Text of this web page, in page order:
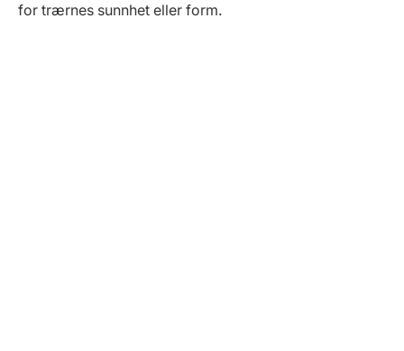
for trærnes sunnhet eller form.